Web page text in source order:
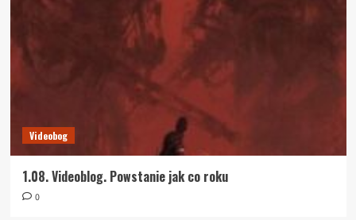
Videobog
1.08. Videoblog. Powstanie jak co roku
0